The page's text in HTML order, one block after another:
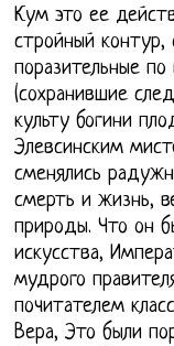
Кум это ее
стройный
поразительные
(сохранившие
культу богини
Элевсинским
сменялись
смерть и жизнь,
природы. Что он
искусства,
мудрого
почитателем
Вера, Это были